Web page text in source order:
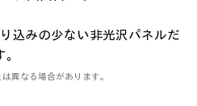
込みの少ない非光沢パネルだ
異なる場合があります。